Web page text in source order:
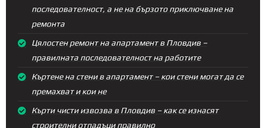
последователност, а не на бързото приключване на
ремонта
Цялостен ремонт на апартамент в Пловдив –
правилната последователност на работите
Къртене на стени в апартамент – кои стени могат да се
премахват и кои не
Кърти чисти извозва в Пловдив – как се изнасят
строителни отпадъци правилно